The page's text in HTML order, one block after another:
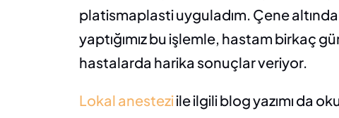
platismaplasti uyguladım. Çene
yaptığımız bu işlemle, hastam birkaç
hastalarda harika sonuçlar veriyor.
Lokal anestezi ile ilgili blog yazımı da